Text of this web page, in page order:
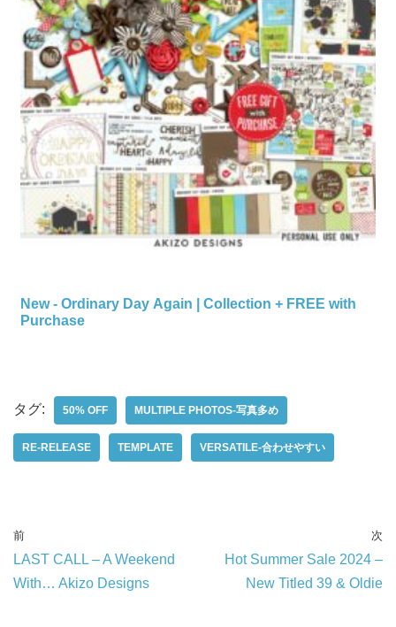
New - Ordinary Day Again | Collection + FREE with
Purchase
タグ: 50% OFF MULTIPLE PHOTOS-写真多め
RE-RELEASE TEMPLATE VERSATILE-合わせやすい
前
LAST CALL – A Weekend
With… Akizo Designs
次
Hot Summer Sale 2024 –
New Titled 39 & Oldie